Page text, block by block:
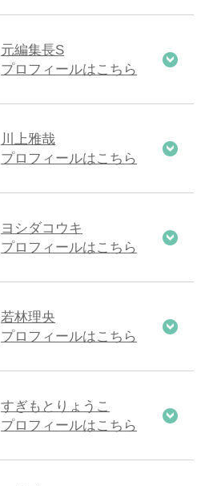
元編集長S
プロフィールはこちら
川上雅哉
プロフィールはこちら
ヨシダコウキ
プロフィールはこちら
若林理央
プロフィールはこちら
すぎもとりょうこ
プロフィールはこちら